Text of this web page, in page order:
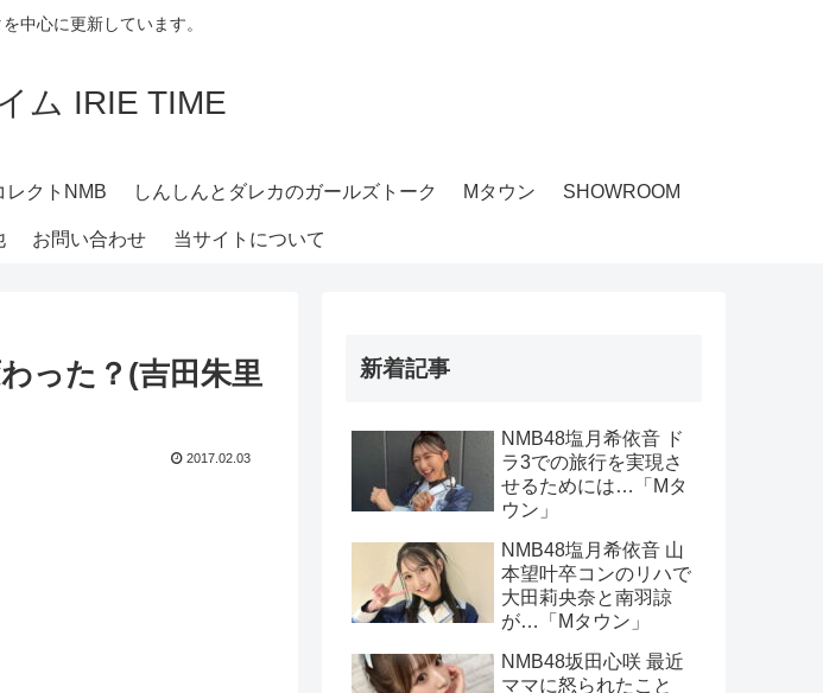
中心に更新しています。
ム IRIE TIME
レクトNMB しんしんとダレカのガールズトーク Mタウン SHOWROOM
お問い合わせ 当サイトについて
った？(吉田朱里
2017.02.03
新着記事
NMB48塩月希依音 ド
ラ3での旅行を実現さ
せるためには…「Mタ
ウン」
NMB48塩月希依音 山
本望叶卒コンのリハで
大田莉央奈と南羽諒
が…「Mタウン」
NMB48坂田心咲 最近
ママに怒られたこと